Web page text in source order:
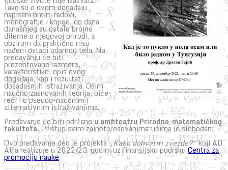
Iako su o ovom događaju
napisani brojni radovi,
monografije i knjige, do dana
današnjeg su ostale brojne
dileme o njegovoj prirodi, s
obzirom da praktično nisu
nađeni ostaci udarnog tela. Na
predavanju će biti
prezentovane razmere,
karakteristike, opis ovog
događaja, kao i rezultati
dosadašnjih istraživanja. Osim
naučno zasnovanih teorija, biće
reči i o pseudo-naučnim i
alternativnim istraživanjima.
Predavanje će biti održanou amfiteatru Prirodno-matematičkog
fakulteta.Pristup svim zaineteresovanima licima je slobodan.
Ovo predavanje deo je projekta „Kako dohvatiti zvezde?“koji AD
Alfa realizuje u 2022/23. godini uz finansijsku podrškuCentra za
promociju nauke.